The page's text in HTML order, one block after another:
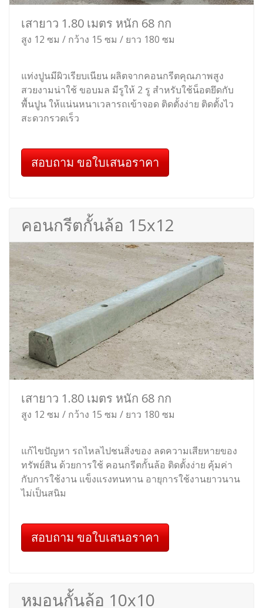
เสายาว 1.80 เมตร หนัก 68 กก
สูง 12 ซม / กว้าง 15 ซม / ยาว 180 ซม
แท่งปูนมีผิวเรียบเนียน ผลิตจากคอนกรีตคุณภาพสูง
สวยงามน่าใช้ ขอบมล มีรูให้ 2 รู สำหรับใช้น็อตยึดกับ
พื้นปูน ให้แน่นหนาเวลารถเข้าจอด ติดตั้งง่าย ติดตั้งไว
สะดวกรวดเร็ว
สอบถาม ขอใบเสนอราคา
คอนกรีตกั้นล้อ 15x12
เสายาว 1.80 เมตร หนัก 68 กก
สูง 12 ซม / กว้าง 15 ซม / ยาว 180 ซม
แก้ไขปัญหา รถไหลไปชนสิ่งของ ลดความเสียหายของ
ทรัพย์สิน ด้วยการใช้ คอนกรีตกั้นล้อ ติดตั้งง่าย คุ้มค่า
กับการใช้งาน แข็งแรงทนทาน อายุการใช้งานยาวนาน
ไม่เป็นสนิม
สอบถาม ขอใบเสนอราคา
หมอนกั้นล้อ 10x10